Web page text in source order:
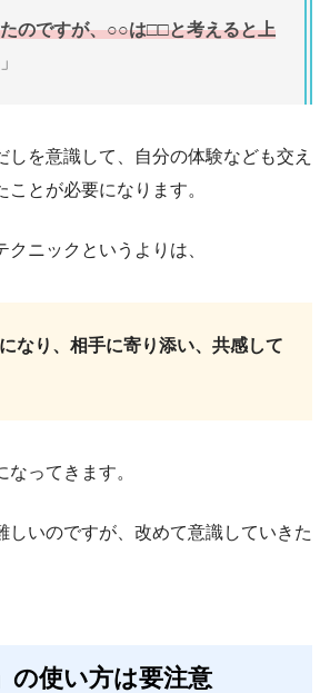
のですが、○○は□□と考えると上
」
しを意識して、自分の体験なども交え
とが必要になります。
クニックというよりは、
なり、相手に寄り添い、共感して
なってきます。
しいのですが、改めて意識していきた
の使い方は要注意